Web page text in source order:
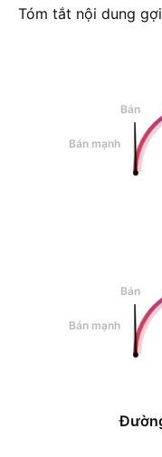
Tóm tắt nội dung
Bán
Bán mạnh
Bán
Bán mạnh